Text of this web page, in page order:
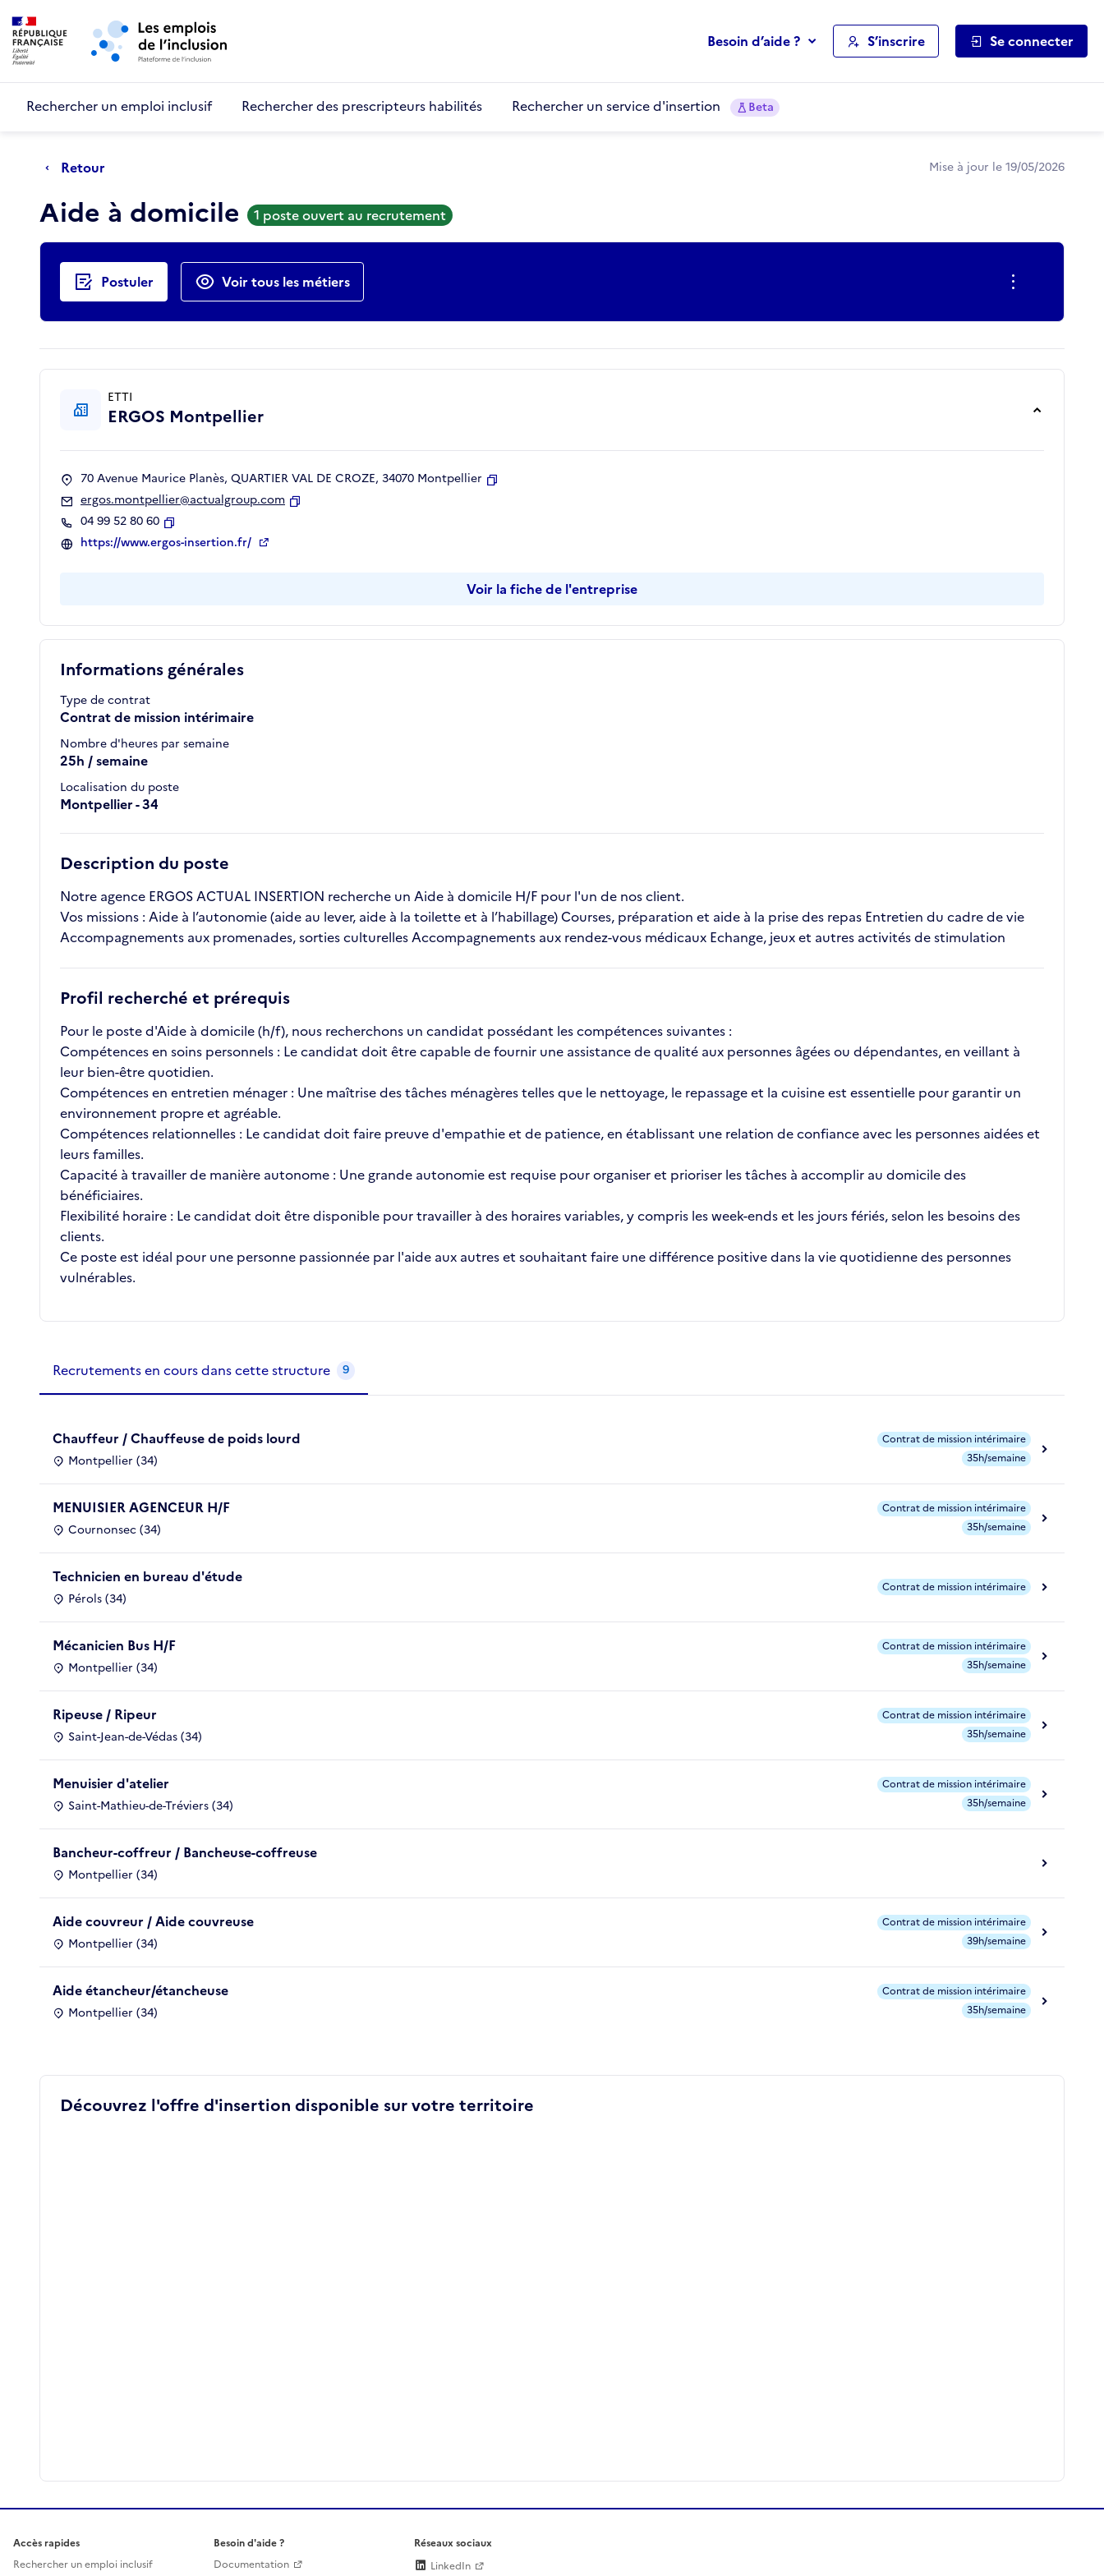
Aller au menu principal
Besoin d’aide ? S’inscrire Se connecter
Rechercher un emploi inclusif Rechercher des prescripteurs habilités Rechercher un service d'insertion Beta
Retour Mise à jour le 19/05/2026
Aide à domicile 1 poste ouvert au recrutement
Actions rapides
Postuler Voir tous les métiers
Informations générales
Type de contrat
Contrat de mission intérimaire
Nombre d'heures par semaine
25h / semaine
Localisation du poste
Montpellier - 34
Description du poste
Notre agence ERGOS ACTUAL INSERTION recherche un Aide à domicile H/F pour l'un de nos client.
Vos missions : Aide à l’autonomie (aide au lever, aide à la toilette et à l’habillage) Courses, préparation et aide à la prise des repas Entretien du cadre de vie
Accompagnements aux promenades, sorties culturelles Accompagnements aux rendez-vous médicaux Echange, jeux et autres activités de stimulation
Profil recherché et prérequis
Pour le poste d'Aide à domicile (h/f), nous recherchons un candidat possédant les compétences suivantes :
Compétences en soins personnels : Le candidat doit être capable de fournir une assistance de qualité aux personnes âgées ou dépendantes, en veillant à
leur bien-être quotidien.
Compétences en entretien ménager : Une maîtrise des tâches ménagères telles que le nettoyage, le repassage et la cuisine est essentielle pour garantir un
environnement propre et agréable.
Compétences relationnelles : Le candidat doit faire preuve d'empathie et de patience, en établissant une relation de confiance avec les personnes aidées et
leurs familles.
Capacité à travailler de manière autonome : Une grande autonomie est requise pour organiser et prioriser les tâches à accomplir au domicile des
bénéficiaires.
Flexibilité horaire : Le candidat doit être disponible pour travailler à des horaires variables, y compris les week-ends et les jours fériés, selon les besoins des
clients.
Ce poste est idéal pour une personne passionnée par l'aide aux autres et souhaitant faire une différence positive dans la vie quotidienne des personnes
vulnérables.
ETTI
ERGOS Montpellier
70 Avenue Maurice Planès, QUARTIER VAL DE CROZE, 34070 Montpellier
ergos.montpellier@actualgroup.com
04 99 52 80 60
Copier
https://www.ergos-insertion.fr/
Voir la fiche de l'entreprise
Recrutements de la structure
Recrutements en cours dans cette structure 9
Chauffeur / Chauffeuse de poids lourd
Montpellier (34)
Contrat de mission intérimaire
35h/semaine
MENUISIER AGENCEUR H/F
Cournonsec (34)
Contrat de mission intérimaire
35h/semaine
Technicien en bureau d'étude
Pérols (34)
Contrat de mission intérimaire
Mécanicien Bus H/F
Montpellier (34)
Contrat de mission intérimaire
35h/semaine
Ripeuse / Ripeur
Saint-Jean-de-Védas (34)
Contrat de mission intérimaire
35h/semaine
Menuisier d'atelier
Saint-Mathieu-de-Tréviers (34)
Contrat de mission intérimaire
35h/semaine
Bancheur-coffreur / Bancheuse-coffreuse
Montpellier (34)
Aide couvreur / Aide couvreuse
Montpellier (34)
Contrat de mission intérimaire
39h/semaine
Aide étancheur/étancheuse
Montpellier (34)
Contrat de mission intérimaire
35h/semaine
Découvrez l'offre d'insertion disponible sur votre territoire
Accès rapides
Rechercher un emploi inclusif
Besoin d'aide ?
Documentation
Réseaux sociaux
LinkedIn